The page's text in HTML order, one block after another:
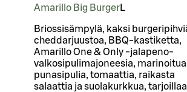
Amarillo Big BurgerL
Briossisämpylä, kaksi
cheddarjuustoa, BBQ-kastiketta,
Amarillo One & Only -jalapeno-
valkosipulimajoneesia, marinoitua
punasipulia, tomaattia, raikasta
salaattia ja suolakurkkua,